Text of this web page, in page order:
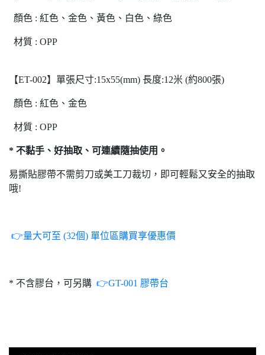
顏色 : 紅色、金色、黃色、白色、綠色
材質 : OPP
【ET-002】單張尺寸:15x55(mm) 長度:12米 (約800張)
顏色 : 紅色、金色
材質 : OPP
* 不黏手、好抽取、可連續隨抽使用。
易撕貼膠帶不需剪刀或美工刀裁切，即可輕鬆又安全的抽取
哦!
👉量大可至 (32個) 單位區購買享優惠價
* 不含膠台，可另購 👉GT-001 膠帶台